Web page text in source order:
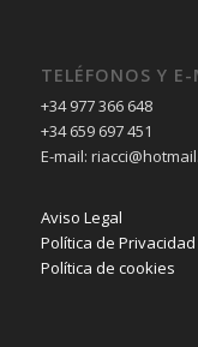
TELÉFONOS Y
+34 977 366 648
+34 659 697 451
E-mail:
Aviso Legal
Política de Privacidad
Política de cookies